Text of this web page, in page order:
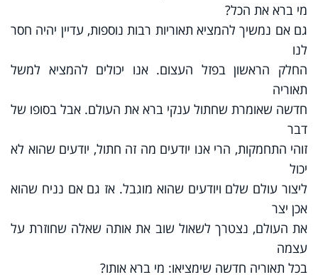
מי ברא את הכל?
גם אם נמשיך להמציא תאוריות רבות נוספות, עדיין יהיה חסר
לנו
החלק הראשון בפזל העצום. אנו יכולים להמציא למשל
תאוריה
חדשה שאומרת שחתול ענקי ברא את העולם. אבל בסופו של
דבר
זוהי התחמקות, הרי אנו יודעים מה זה חתול, יודעים שהוא לא
יכול
ליצור עולם שלם ויודעים שהוא מוגבל. אז גם אם נניח שהוא
אכן יצר
את העולם, נצטרך לשאול שוב את אותה שאלה שחוזרת על
עצמה
בכל תאוריה חדשה שימציאו: מי ברא אותו?